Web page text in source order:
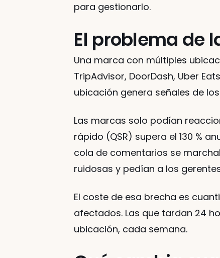
para gestionarlo.
El problema de
Una marca con múltiples
TripAdvisor, DoorDash, Uber
ubicación genera señales de
Las marcas solo podían
rápido (QSR) supera el 130 %
cola de comentarios se
ruidosas y pedían a los
El coste de esa brecha es
afectados. Las que tardan 24
ubicación, cada semana.